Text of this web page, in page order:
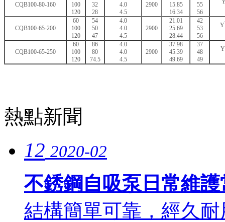
CQB100-80-160
100
120
32
28
4.0
4.5
2900
15.85
16.34
55
56
CQB100-65-200
60
100
120
54
50
47
4.0
4.0
4.5
2900
21.01
25.69
28.44
42
53
56
Y
CQB100-65-250
60
100
120
86
80
74.5
4.0
4.0
4.5
2900
37.98
45.39
49.69
37
48
49
Y
熱點新聞
12 2020-02
不銹鋼自吸泵日常維護
結構簡單可靠，經久